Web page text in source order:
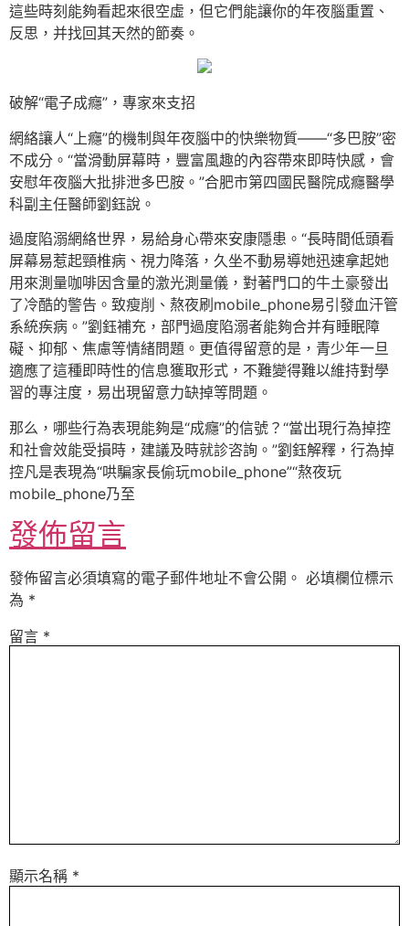
這些時刻能夠看起來很空虛，但它們能讓你的年夜腦重置、
反思，并找回其天然的節奏。
破解“電子成癮”，專家來支招
網絡讓人“上癮”的機制與年夜腦中的快樂物質——“多巴胺”密
不成分。“當滑動屏幕時，豐富風趣的內容帶來即時快感，會
安慰年夜腦大批排泄多巴胺。”合肥市第四國民醫院成癮醫學
科副主任醫師劉鈺說。
過度陷溺網絡世界，易給身心帶來安康隱患。“長時間低頭看
屏幕易惹起頸椎病、視力降落，久坐不動易導她迅速拿起她
用來測量咖啡因含量的激光測量儀，對著門口的牛土豪發出
了冷酷的警告。致瘦削、熬夜刷mobile_phone易引發血汗管
系統疾病。”劉鈺補充，部門過度陷溺者能夠合并有睡眠障
礙、抑郁、焦慮等情緒問題。更值得留意的是，青少年一旦
適應了這種即時性的信息獲取形式，不難變得難以維持對學
習的專注度，易出現留意力缺掉等問題。
那么，哪些行為表現能夠是“成癮”的信號？“當出現行為掉控
和社會效能受損時，建議及時就診咨詢。”劉鈺解釋，行為掉
控凡是表現為“哄騙家長偷玩mobile_phone”“熬夜玩
mobile_phone乃至
發佈留言
發佈留言必須填寫的電子郵件地址不會公開。 必填欄位標示
為 *
留言 *
顯示名稱 *